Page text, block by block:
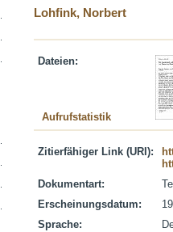
Lohfink, Norbert
Dateien:
Aufrufstatistik
Zitierfähiger Link (URI):
Dokumentart:
Erscheinungsdatum:
Sprache: